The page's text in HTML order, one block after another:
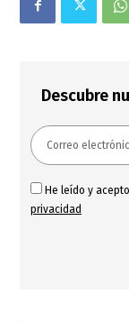
Descubre
He leído y
privacidad